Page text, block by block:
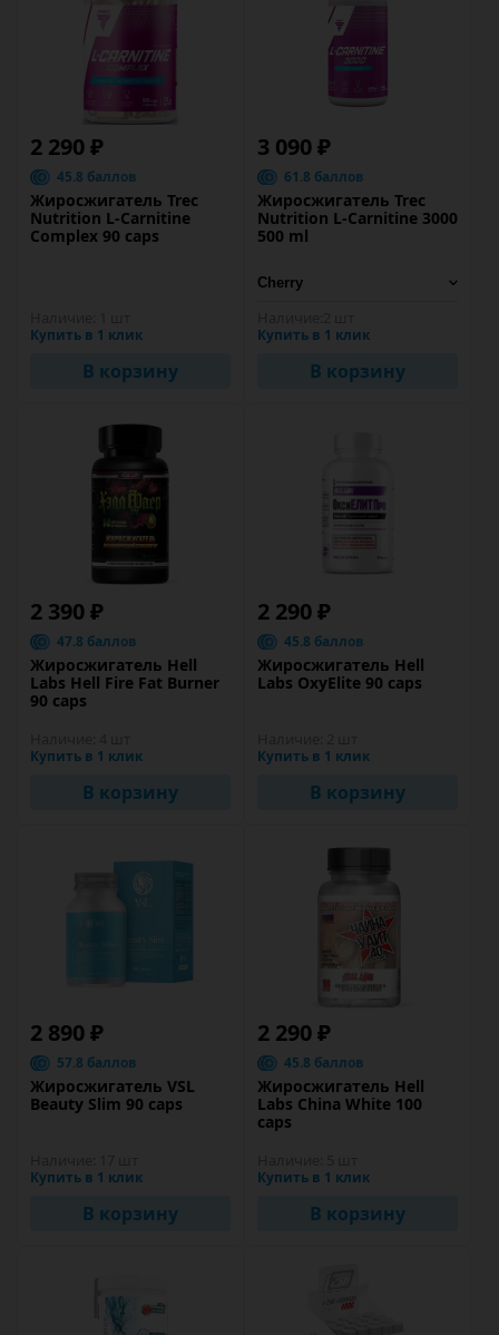
2 290 ₽
45.8 баллов
Жиросжигатель Trec
Nutrition L-Carnitine
Complex 90 caps
Купить в 1 клик
В корзину
3 090 ₽
61.8 баллов
Жиросжигатель Trec
Nutrition L-Carnitine 3000
500 ml
Купить в 1 клик
В корзину
2 390 ₽
47.8 баллов
Жиросжигатель Hell
Labs Hell Fire Fat Burner
90 caps
Купить в 1 клик
В корзину
2 290 ₽
45.8 баллов
Жиросжигатель Hell
Labs OxyElite 90 caps
Купить в 1 клик
В корзину
2 890 ₽
57.8 баллов
Жиросжигатель VSL
Beauty Slim 90 caps
Купить в 1 клик
В корзину
2 290 ₽
45.8 баллов
Жиросжигатель Hell
Labs China White 100
caps
Купить в 1 клик
В корзину